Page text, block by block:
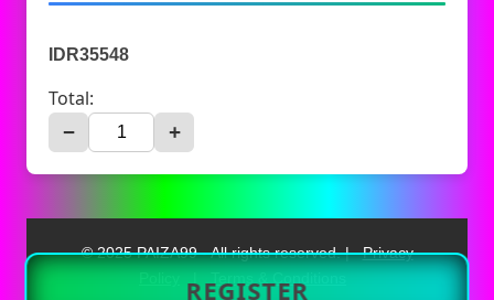
IDR35548
Total:
− +
REGISTER
© 2025 PAIZA99 - All rights reserved. | Privacy
Policy
Terms & Conditions